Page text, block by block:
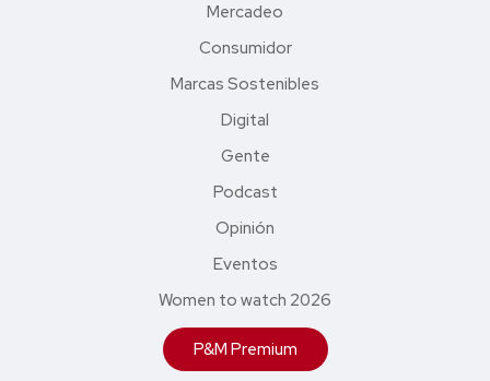
Mercadeo
Consumidor
Marcas Sostenibles
Digital
Gente
Podcast
Opinión
Eventos
Women to watch 2026
P&M Premium